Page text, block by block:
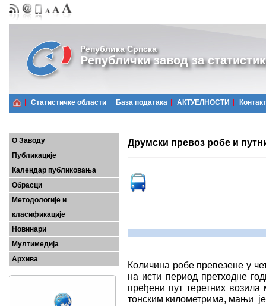
Република Српска
Републички завод за
Статистичке области Базa података АКТУЕЛНОСТИ Контакт
О Заводу
Публикације
Календар публиковања
Обрасци
Методологије и
класификације
Новинари
Мултимедија
Архива
Друмски превоз робе и
Количина робе превезене у
на исти период претходне
пређени пут теретних
тонским километрима, мањи